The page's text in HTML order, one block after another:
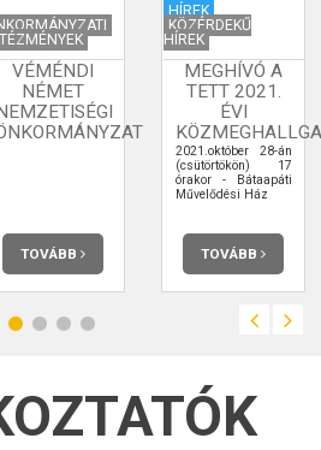
VÉMÉNDI
NÉMET
TOVÁBB
HÍREK
KÖZÉRDEKŰ
HÍREK
MEGHÍVÓ A
TETT 2021.
ÉVI
2021.október 28-án
(csütörtökön) 17
órakor - Bátaapáti
Művelődési Ház
TOVÁBB